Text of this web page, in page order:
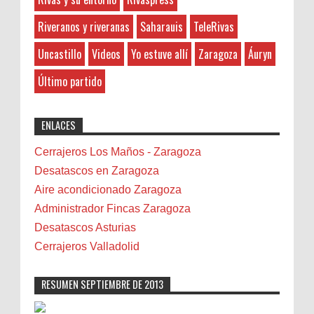
Divorcio Madrid Herencias y Testamentos en Madrid
Divorcio Almería Divorcio Gra...
بالقطيف شركة مكافحة حشرات بالدمامشركة تنظيف
مجالس بالخبر
Photo Retouching LTD:
8-27-2025
"Great post! Resources like this are
professional solutions. Highly recommended!"
Ayto. de Ejea de los Caballeros
Banda de Rivas
Barcelona
Belenes
Benalmádena
Bicicletas
Bilbao
Biota
Camareta
Cáncer
Carmela Sauras
Carnavales
Castellón
Cerrajeros
Riveranos y riveranas
Saharauis
TeleRivas
Uncastillo
Videos Yo estuve allí Zaragoza
Áuryn
Último partido
ENLACES
Cerrajeros Los Maños - Zaragoza
Desatascos en Zaragoza
Aire acondicionado Zaragoza
Administrador Fincas Zaragoza
Desatascos Asturias
Cerrajeros Valladolid
RESUMEN SEPTIEMBRE DE 2013